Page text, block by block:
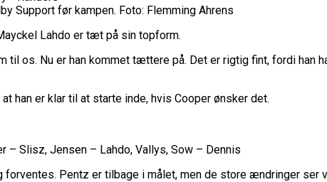
Support før kampen. Foto: Flemming Ahrens
Lahdo er tæt på sin topform.
til os. Nu er han kommet tættere på. Det er rigtig fint, fordi
han er klar til at starte inde, hvis Cooper ønsker det.
– Slisz, Jensen – Lahdo, Vallys, Sow – Dennis
Pentz er tilbage i målet, men de store ændringer ser